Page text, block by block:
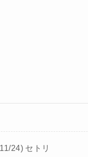
24) セトリ